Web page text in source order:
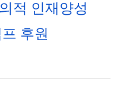
적 인재양성
후원